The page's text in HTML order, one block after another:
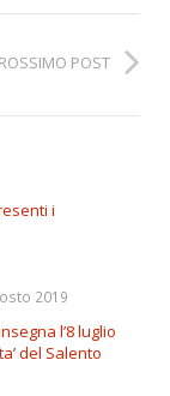
POST
i
2019
l’8 luglio
del Salento